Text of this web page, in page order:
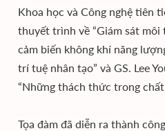
Khoa học và Công nghệ tiên
thuyết trình về “Giám sát
cảm biến không khí năng
trí tuệ nhân tạo” và GS. Lee
“Những thách thức trong chất
Tọa đàm đã diễn ra thành